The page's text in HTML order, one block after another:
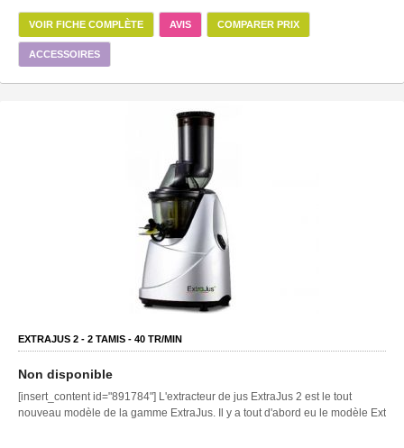
VOIR FICHE COMPLÈTE AVIS COMPARER PRIX
ACCESSOIRES
EXTRAJUS 2 - 2 TAMIS - 40 TR/MIN
Non disponible
[insert_content id="891784"] L'extracteur de jus ExtraJus 2 est le tout
nouveau modèle de la gamme ExtraJus. Il y a tout d'abord eu le modèle Ext